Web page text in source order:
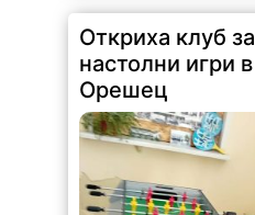
Откриха клуб за
настолни игри в
Орешец